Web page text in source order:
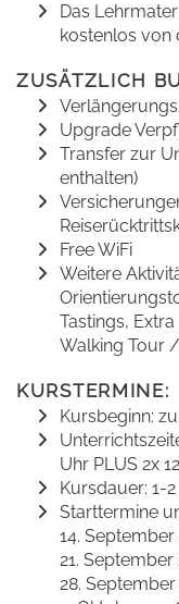
Das
kostenlos von
ZUSÄTZLICH
Upgrade
Transfer zur
enthalten)
Free WiFi
Weitere
Tastings,
Walking Tour
KURSTERMINE:
Kursbeginn:
Uhr PLUS 2x
Kursdauer: 1-
Starttermine
14.
21.
28.